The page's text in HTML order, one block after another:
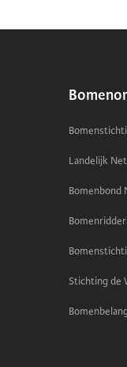
Landelijk
Bomenbond
Stichting de